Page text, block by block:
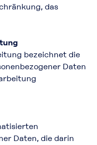
das
bezeichnet die
Daten
Daten, die darin